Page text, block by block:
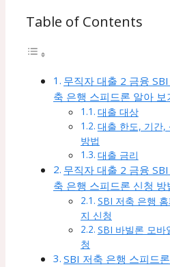
Table of Contents
무직자 대출 2 금융 SBI
축 은행 스피드론 알아 보
대출 대상
대출 한도, 기간,
방법
대출 금리
무직자 대출 2 금융 SBI
축 은행 스피드론 신청 방
SBI 저축 은행 홈
지 신청
SBI 바빌론 모바
청
SBI 저축 은행 스피드